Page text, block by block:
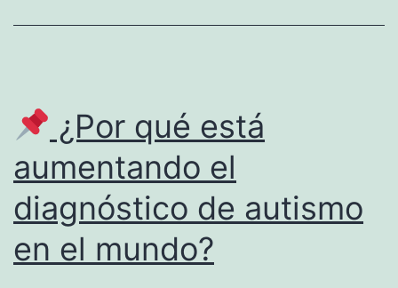
Registro
paso
para
en
¿Por qué está
aumentando el
diagnóstico de autismo
en el mundo?